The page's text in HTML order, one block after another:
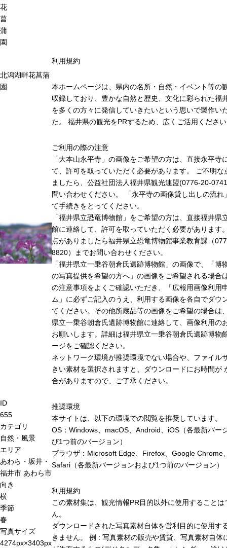
花
菖
蒲
園
北潟湖畔花菖蒲
園
ID
655
カテゴリ
自然・風景
エリア
あわら・坂井・
福井市 あわら市
向き
横
季節
春
写真サイズ
4274px×3403px
利用規約
本ホームページは、県内の名所・自然・イベント等の
収録しており、豊かな自然と歴史、文化に彩られた福
を多くの方々に発信していきたいという思いで製作い
た。 福井県の観光をPRするため、広くご活用くださ
ご利用の際の注意
「大本山永平寺」の画像をご希望の方は、直接永平寺
て、許可を取っていただく必要があります。 ご不明な
ましたら、公益社団法人福井県観光連盟(0776-20-
問い合わせください。 「永平寺の画像貸し出しの流れ
て手続きをとってください。
「福井県立恐竜博物館」をご希望の方は、直接福井県
館に連絡して、許可を取っていただく必要があります
点がありましたら福井県立恐竜博物館事業教育課（
8820）までお問い合わせください。
「福井県立一乗谷朝倉氏遺跡博物館」の画像で、「博
の写真提供を希望の方へ」の画像をご希望される場合
の注意事項をよくご確認いただき、「広報用画像利用
ム」に必ずご記入のうえ、利用する画像を各自でダウ
てください。その他所蔵品等の画像をご希望の場合は
県立一乗谷朝倉氏遺跡博物館に連絡して、画像利用の
お願いします。詳細は福井県立一乗谷朝倉氏遺跡博物
ージをご確認ください。
ネットワーク環境が推奨環境でない場合や、ファイル
きい素材を選択されますと、ダウンロードにお時間が
合がありますので、ご了承ください。
推奨環境
本サイトは、以下の環境での閲覧を推奨しています。
OS：Windows、macOS、Android、iOS（各最新バー
び1つ前のバージョン）
ブラウザ：Microsoft Edge、Firefox、Google Chrome
Safari（各最新バージョンおよび1つ前のバージョン）
利用規約
この素材集は、観光情報PR目的以外に使用することは
ん。
ダウンロードされた写真素材自体を営利目的に使用す
きません。 例 : 写真素材の販売や賃貸、写真素材自体